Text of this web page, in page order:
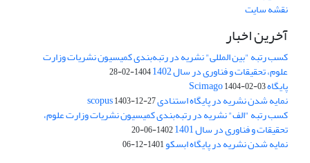
نقشه سایت
آخرین اخبار
کسب رتبه "بین المللی" نشریه در رتبه‌بندی کمیسیون نشریات وزارت
علوم، تحقیقات و فناوری در سال 1402 1404-02-28
پایگاه Scimago1404-02-03
نمایه شدن نشریه در پایگاه استنادی scopus1403-12-27
کسب رتبه "الف" نشریه در رتبه‌بندی کمیسیون نشریات وزارت علوم،
تحقیقات و فناوری در سال 1401 1402-06-20
نمایه شدن نشریه در پایگاه ابسکو1401-12-06